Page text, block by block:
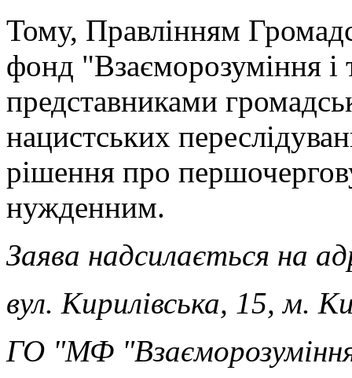
Тому, Правлінням
фонд "Взаєморозуміння і
представниками
нацистських
рішення про
нужденним.
Заява надсилається на
вул. Кирилівська, 15, м.
ГО "МФ